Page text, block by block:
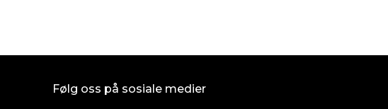
Følg oss på sosiale medier